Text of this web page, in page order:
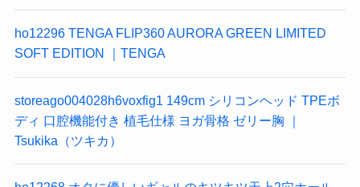
ho12296 TENGA FLIP360 AURORA GREEN LIMITED
SOFT EDITION ｜TENGA
storeago004028h6voxfig1 149cm シリコンヘッド TPEボ
ディ 口腔機能付き 植毛仕様 ヨガ骨格 ゼリー胸 ｜
Tsukika（ツキカ）